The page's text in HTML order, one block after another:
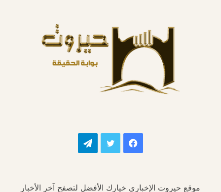
فيسبوك تويتر تيلقرام
موقع حيروت الإخباري خيارك الأفضل لتصفح آخر الأخبار